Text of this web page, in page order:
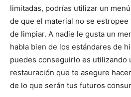
limitadas, podrías utilizar un
de que el material no se
de limpiar. A nadie le gusta un
habla bien de los estándares de
puedes conseguirlo es utilizando
restauración que te asegure
de lo que serán tus futuros